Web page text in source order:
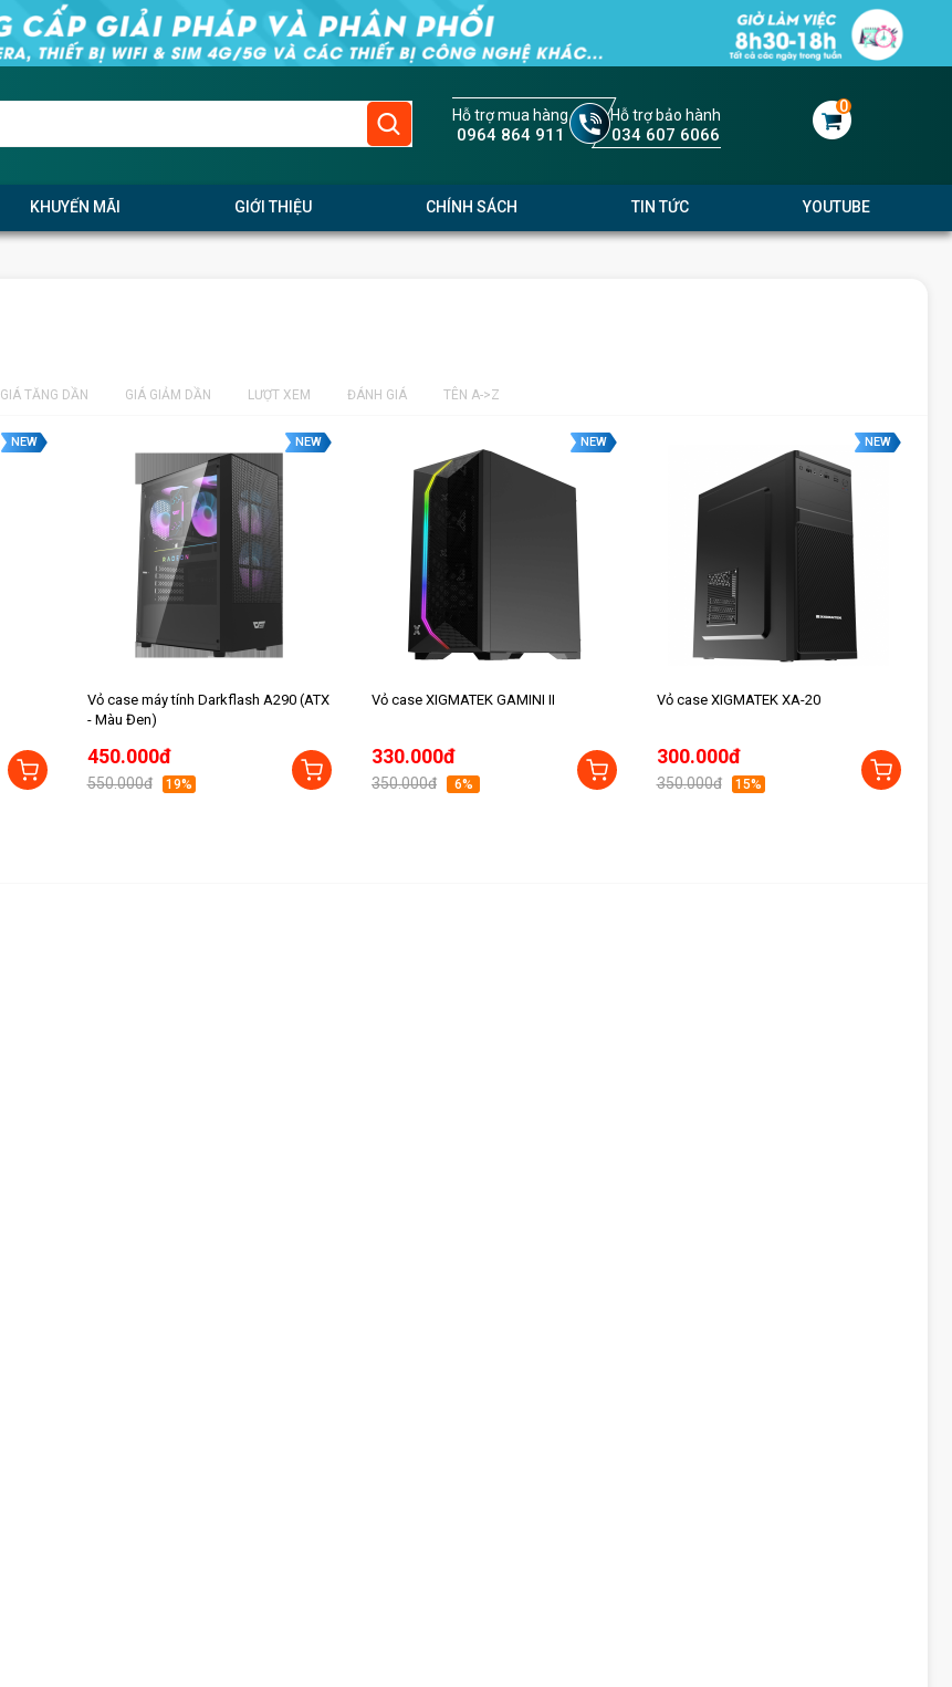
Hỗ trợ mua hàng
0964 864 911
Hỗ trợ bảo hành
034 607 6066
0
KHUYẾN MÃI GIỚI THIỆU CHÍNH SÁCH TIN TỨC YOUTUBE
GIÁ TĂNG DẦN GIÁ GIẢM DẦN LƯỢT XEM ĐÁNH GIÁ TÊN A->Z
NEW NEW
Vỏ case máy tính Darkflash A290 (ATX
- Màu Đen)
450.000đ
550.000đ 19%
NEW
Vỏ case XIGMATEK GAMINI II
330.000đ
350.000đ 6%
NEW
Vỏ case XIGMATEK XA-20
300.000đ
350.000đ 15%